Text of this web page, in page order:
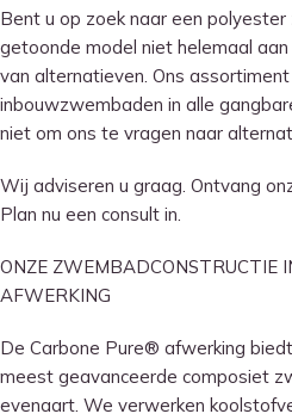
Bent u op zoek naar een
getoonde model niet helemaal
van alternatieven. Ons
inbouwzwembaden in alle
niet om ons te vragen naar
Wij adviseren u graag. Ontvang
Plan nu een consult in.
ONZE ZWEMBADCONSTRUCTIE
AFWERKING
De Carbone Pure® afwerking
meest geavanceerde composiet
evenaart. We verwerken